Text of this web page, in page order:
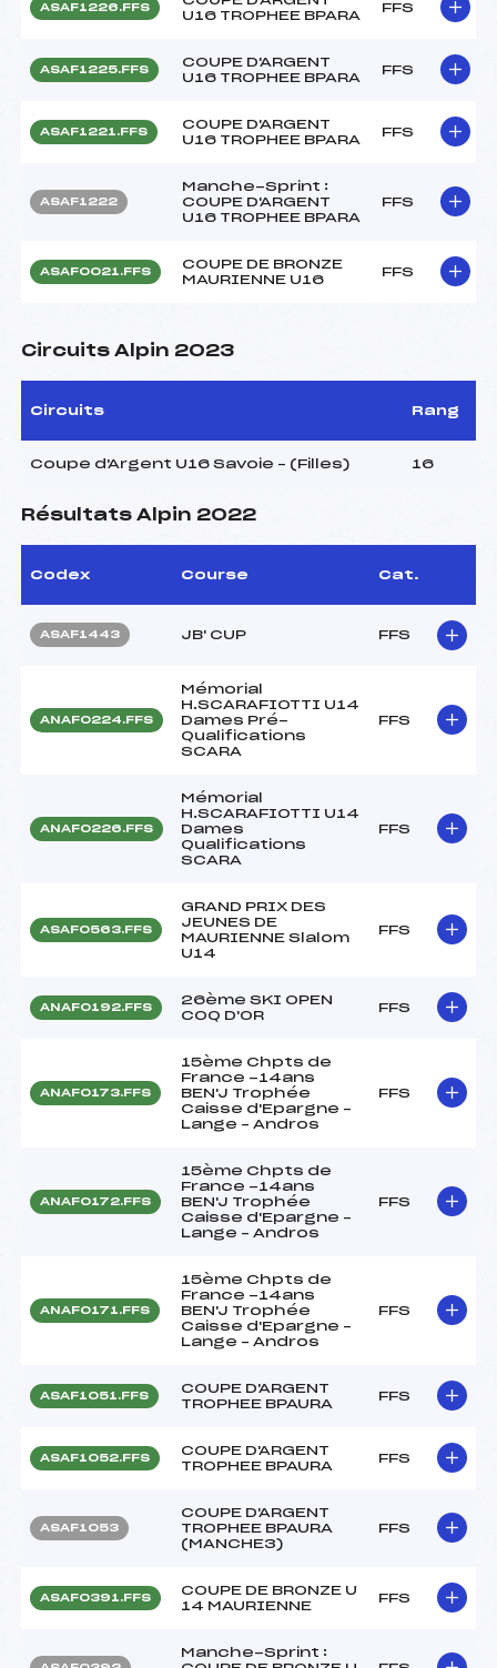
ASAF1226.FFS
U16 TROPHEE BPARA
FFS
ASAF1225.FFS
COUPE D'ARGENT
U16 TROPHEE BPARA
FFS
ASAF1221.FFS
COUPE D'ARGENT
U16 TROPHEE BPARA
FFS
ASAF1222
Manche-Sprint :
COUPE D'ARGENT
U16 TROPHEE BPARA
FFS
ASAF0021.FFS
COUPE DE BRONZE
MAURIENNE U16
FFS
Circuits Alpin 2023
Circuits Rang
Coupe d'Argent U16 Savoie – (Filles) 16
Résultats Alpin 2022
Codex Course Cat.
ASAF1443 JB' CUP FFS
ANAF0224.FFS
Mémorial
H.SCARAFIOTTI U14
Dames Pré-
Qualifications
SCARA
FFS
ANAF0226.FFS
Mémorial
H.SCARAFIOTTI U14
Dames
Qualifications
SCARA
FFS
ASAF0563.FFS
GRAND PRIX DES
JEUNES DE
MAURIENNE Slalom
U14
FFS
ANAF0192.FFS
26ème SKI OPEN
COQ D'OR
FFS
ANAF0173.FFS
15ème Chpts de
France -14ans
BEN'J Trophée
Caisse d'Epargne –
Lange – Andros
FFS
ANAF0172.FFS
15ème Chpts de
France -14ans
BEN'J Trophée
Caisse d'Epargne –
Lange – Andros
FFS
ANAF0171.FFS
15ème Chpts de
France -14ans
BEN'J Trophée
Caisse d'Epargne –
Lange – Andros
FFS
ASAF1051.FFS
COUPE D'ARGENT
TROPHEE BPAURA
FFS
ASAF1052.FFS
COUPE D'ARGENT
TROPHEE BPAURA
FFS
ASAF1053
COUPE D'ARGENT
TROPHEE BPAURA
(MANCHE3)
FFS
ASAF0391.FFS
COUPE DE BRONZE U
14 MAURIENNE
FFS
Manche-Sprint :